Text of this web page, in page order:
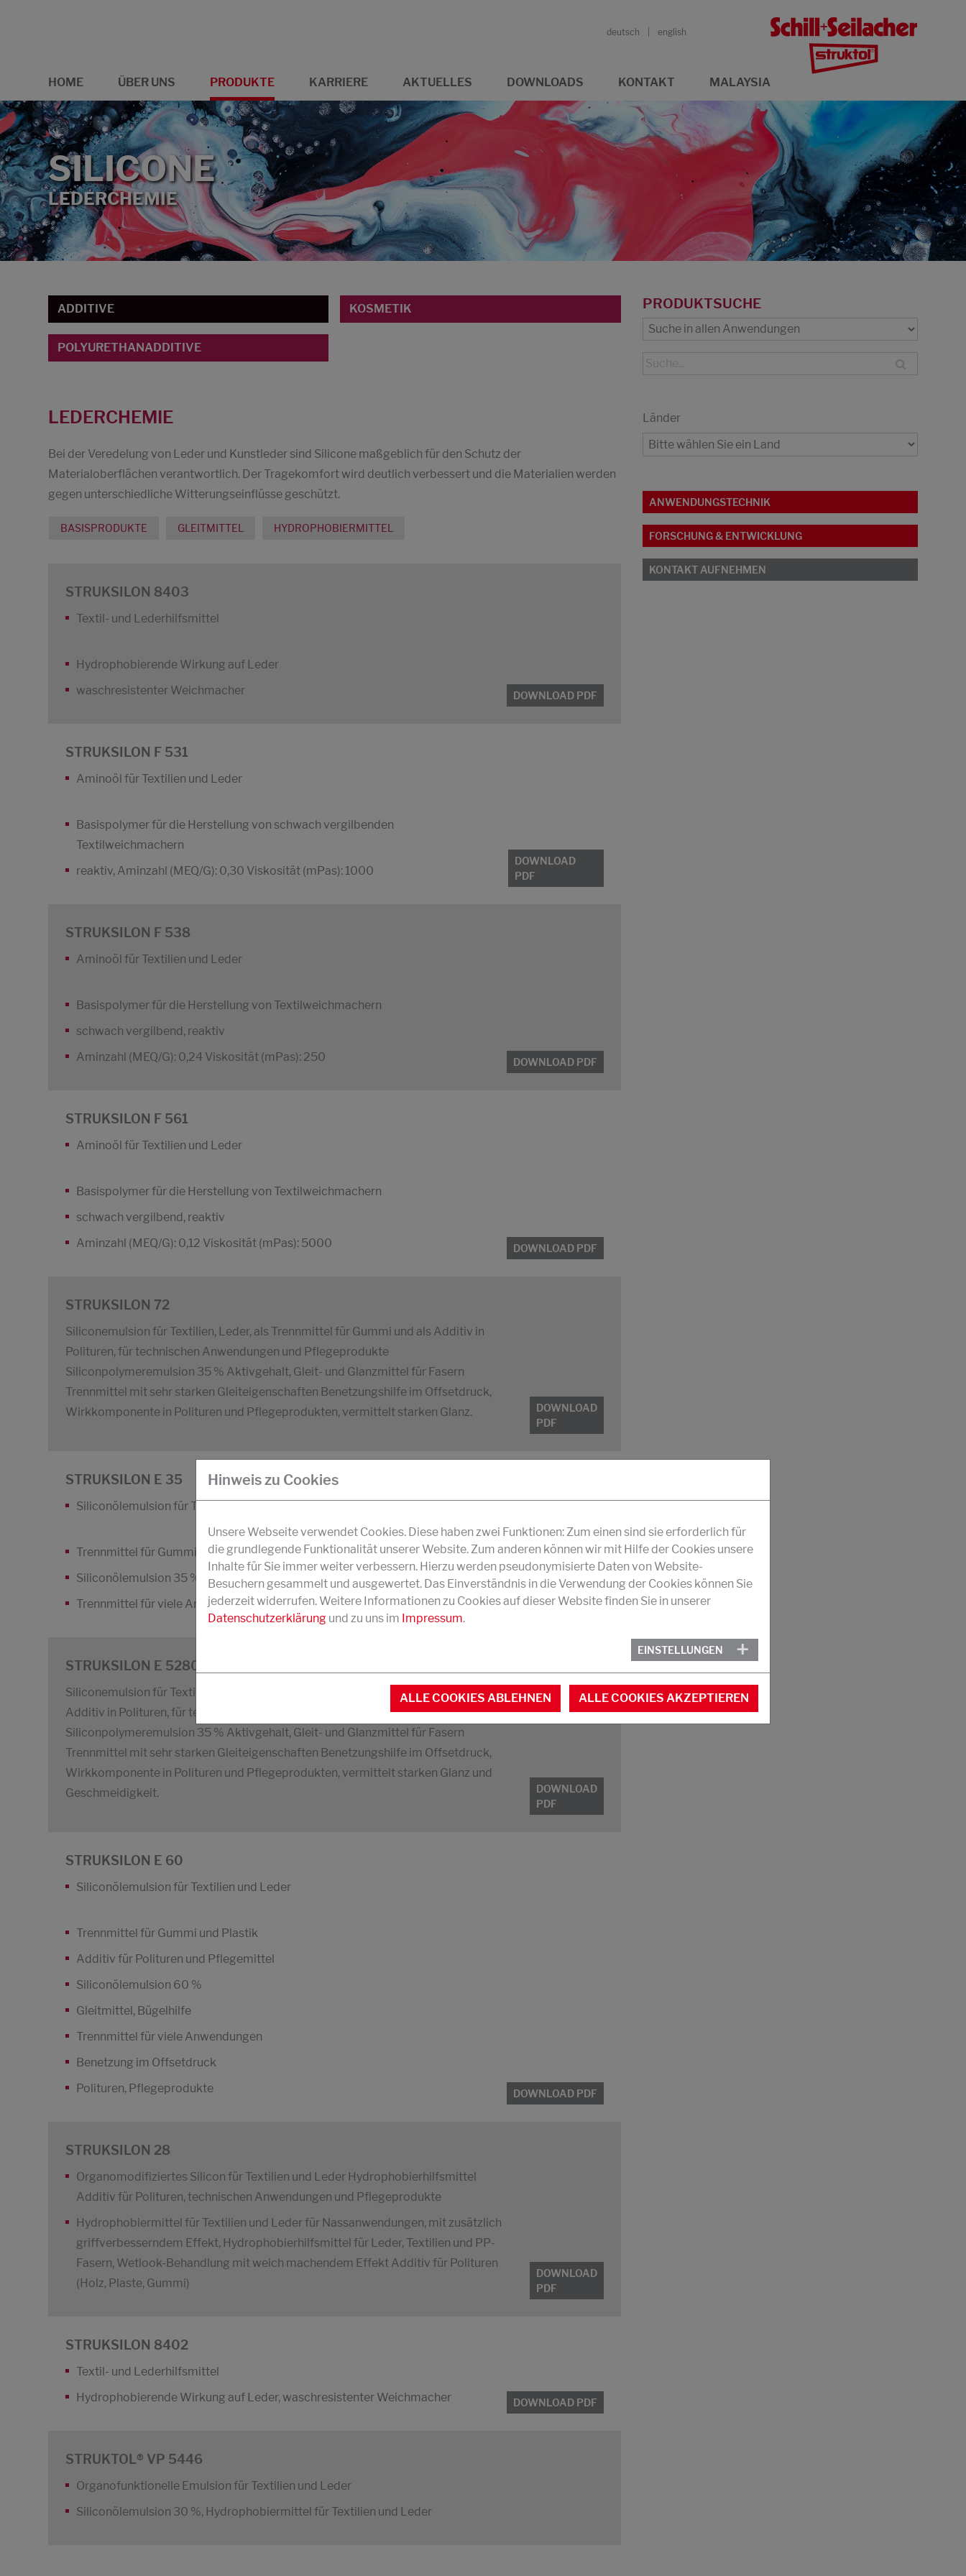
deutsch english
HOME ÜBER UNS PRODUKTE KARRIERE AKTUELLES DOWNLOADS KONTAKT MALAYSIA
SILICONE
LEDERCHEMIE
ADDITIVE KOSMETIK
POLYURETHANADDITIVE
LEDERCHEMIE
Bei der Veredelung von Leder und Kunstleder sind Silicone maßgeblich für den Schutz der
Materialoberflächen verantwortlich. Der Tragekomfort wird deutlich verbessert und die Materialien werden
gegen unterschiedliche Witterungseinflüsse geschützt.
BASISPRODUKTE GLEITMITTEL HYDROPHOBIERMITTEL
STRUKSILON 8403
Textil- und Lederhilfsmittel
Hydrophobierende Wirkung auf Leder
waschresistenter Weichmacher
DOWNLOAD PDF
STRUKSILON F 531
Aminoöl für Textilien und Leder
Basispolymer für die Herstellung von schwach vergilbenden
Textilweichmachern
reaktiv, Aminzahl (MEQ/G): 0,30 Viskosität (mPas): 1000
DOWNLOAD
PDF
STRUKSILON F 538
Aminoöl für Textilien und Leder
Basispolymer für die Herstellung von Textilweichmachern
schwach vergilbend, reaktiv
Aminzahl (MEQ/G): 0,24 Viskosität (mPas): 250
DOWNLOAD PDF
STRUKSILON F 561
Aminoöl für Textilien und Leder
Basispolymer für die Herstellung von Textilweichmachern
schwach vergilbend, reaktiv
Aminzahl (MEQ/G): 0,12 Viskosität (mPas): 5000
DOWNLOAD PDF
STRUKSILON 72
Siliconemulsion für Textilien, Leder, als Trennmittel für Gummi und als Additiv in
Polituren, für technischen Anwendungen und Pflegeprodukte
Siliconpolymeremulsion 35 % Aktivgehalt, Gleit- und Glanzmittel für Fasern
Trennmittel mit sehr starken Gleiteigenschaften Benetzungshilfe im Offsetdruck,
Wirkkomponente in Polituren und Pflegeprodukten, vermittelt starken Glanz.
DOWNLOAD
PDF
STRUKSILON E 35
Siliconölemulsion für Textilien und Leder
Trennmittel für Gummi und Plastik
Siliconölemulsion 35 %, Gleitmittel, Bügelhilfe
Trennmittel für viele Anwendungen.
DOWNLOAD PDF
STRUKSILON E 5280
Siliconemulsion für Textilien, Leder, als Trennmittel für Gummi, Kunststoffe und als
Additiv in Polituren, für technischen Anwendungen und Pflegeprodukte
Siliconpolymeremulsion 35 % Aktivgehalt, Gleit- und Glanzmittel für Fasern
Trennmittel mit sehr starken Gleiteigenschaften Benetzungshilfe im Offsetdruck,
Wirkkomponente in Polituren und Pflegeprodukten, vermittelt starken Glanz und
Geschmeidigkeit.
DOWNLOAD
PDF
STRUKSILON E 60
Siliconölemulsion für Textilien und Leder
Trennmittel für Gummi und Plastik
Additiv für Polituren und Pflegemittel
Siliconölemulsion 60 %
Gleitmittel, Bügelhilfe
Trennmittel für viele Anwendungen
Benetzung im Offsetdruck
Polituren, Pflegeprodukte
DOWNLOAD PDF
STRUKSILON 28
Organomodifiziertes Silicon für Textilien und Leder Hydrophobierhilfsmittel
Additiv für Polituren, technischen Anwendungen und Pflegeprodukte
Hydrophobiermittel für Textilien und Leder für Nassanwendungen, mit zusätzlich
griffverbesserndem Effekt, Hydrophobierhilfsmittel für Leder, Textilien und PP-
Fasern, Wetlook-Behandlung mit weich machendem Effekt Additiv für Polituren
(Holz, Plaste, Gummi)
DOWNLOAD
PDF
STRUKSILON 8402
Textil- und Lederhilfsmittel
Hydrophobierende Wirkung auf Leder, waschresistenter Weichmacher
DOWNLOAD PDF
STRUKTOL® VP 5446
Organofunktionelle Emulsion für Textilien und Leder
Siliconölemulsion 30 %, Hydrophobiermittel für Textilien und Leder
PRODUKTSUCHE
Länder
ANWENDUNGSTECHNIK
FORSCHUNG & ENTWICKLUNG
KONTAKT AUFNEHMEN
Hinweis zu Cookies
Unsere Webseite verwendet Cookies. Diese haben zwei Funktionen: Zum einen sind sie erforderlich für
die grundlegende Funktionalität unserer Website. Zum anderen können wir mit Hilfe der Cookies unsere
Inhalte für Sie immer weiter verbessern. Hierzu werden pseudonymisierte Daten von Website-
Besuchern gesammelt und ausgewertet. Das Einverständnis in die Verwendung der Cookies können Sie
jederzeit widerrufen. Weitere Informationen zu Cookies auf dieser Website finden Sie in unserer
Datenschutzerklärung und zu uns im Impressum.
EINSTELLUNGEN
ALLE COOKIES ABLEHNEN ALLE COOKIES AKZEPTIEREN